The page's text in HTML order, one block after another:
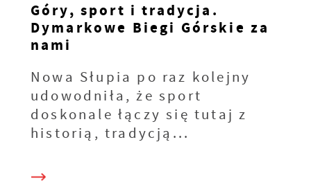
Góry, sport i tradycja.
Dymarkowe Biegi Górskie za
nami
Nowa Słupia po raz kolejny
udowodniła, że sport
doskonale łączy się tutaj z
historią, tradycją...